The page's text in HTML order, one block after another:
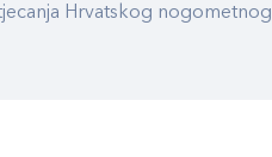
Hrvatskog nogometnog